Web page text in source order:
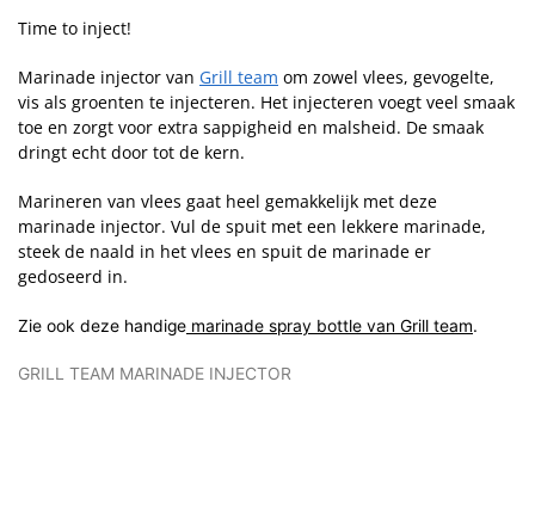
Time to inject!
Marinade injector van Grill team om zowel vlees, gevogelte,
vis als groenten te injecteren. Het injecteren voegt veel smaak
toe en zorgt voor extra sappigheid en malsheid. De smaak
dringt echt door tot de kern.
Marineren van vlees gaat heel gemakkelijk met deze
marinade injector. Vul de spuit met een lekkere marinade,
steek de naald in het vlees en spuit de marinade er
gedoseerd in.
Zie ook deze handige marinade spray bottle van Grill team.
GRILL TEAM MARINADE INJECTOR